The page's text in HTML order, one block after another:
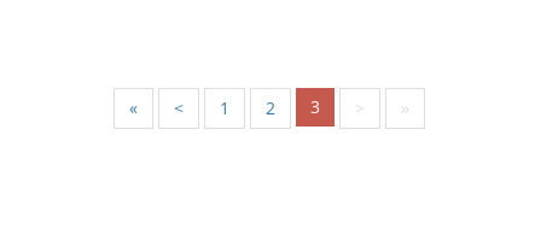
« < 1 2 3 > »